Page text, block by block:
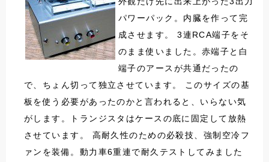
パワーパック。内臓を作って完
成させます。 3連RCA端子をそ
のまま使いました。赤端子と白
端子のアースが共通だったの
で、ちょん切って独立させています。 このサイズの基
板を使う必要があったのかと言われると、いらない気
がします。トランジスタはケースの底に固定して放熱
させています。 高耐久性のための必殺技、強制空冷フ
ァンを装備。動力車6重連で耐久テストしてみました